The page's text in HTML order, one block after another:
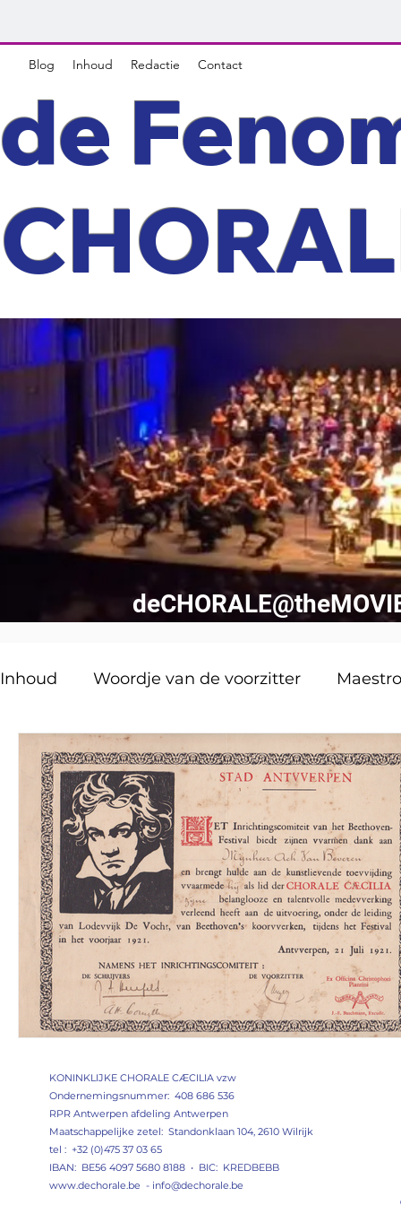
Blog Inhoud Redactie Contact
de
Inhoud Woordje van de voorzitter Maestro
Niewaar! deCHORALE vintage Van
KONINKLIJKE CHORALE CÆCILIA vzw
Ondernemingsnummer: 408 686 536
RPR Antwerpen afdeling Antwerpen
Maatschappelijke zetel: Standonklaan 104, 2610 Wilrijk
tel : +32 (0)475 37 03 65
IBAN: BE56 4097 5680 8188 • BIC: KREDBEBB
www.dechorale.be - info@dechorale.be